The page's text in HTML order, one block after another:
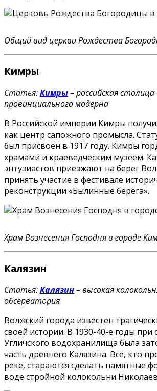
Общий вид церкви Рождества
Кимры
Статья:Кимры– российская столица
провинциального модерна
В Российской империи Кимры
как центр сапожного промысла.
был присвоен в 1917 году. Кимры
храмами и краеведческим музеем.
энтузиастов приезжают на берег
принять участие в фестивале
реконструкции «Былинные берега».
Храм Вознесения Господня в городе
Калязин
Статья:Калязин– высокая
обсерватория
Волжский города известен
своей истории. В 1930-40-е годы при
Угличского водохранилища была
часть древнего Калязина. Все, кто
реке, стараются сделать памятные
воде стройной колокольни